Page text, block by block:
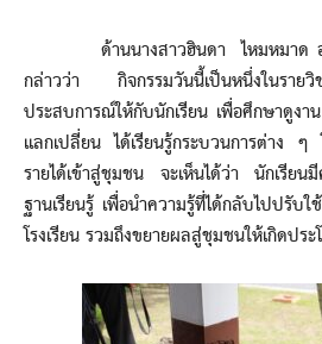
ด้านนางสาวฮินดา ไหมหมาด อาจ
กล่าวว่า กิจกรรมวันนี้เป็นหนึ่งในรายวิช
ประสบการณ์ให้กับนักเรียน เพื่อศึกษาดูง
แลกเปลี่ยน ได้เรียนรู้กระบวนการต่าง ๆ
รายได้เข้าสู่ชุมชน จะเห็นได้ว่า นักเรียน
ฐานเรียนรู้ เพื่อนำความรู้ที่ได้กลับไปปรั
โรงเรียน รวมถึงขยายผลสู่ชุมชนให้เกิดปร